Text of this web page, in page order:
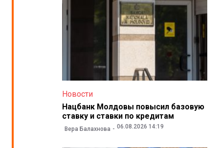
Новости
Нацбанк Молдовы повысил базовую
ставку и ставки по кредитам
Вера Балахнова 06.08.2026 14:19